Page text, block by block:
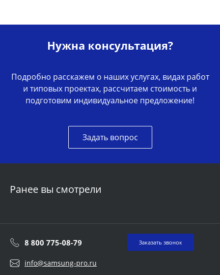
Нужна консультация?
Подробно расскажем о наших услугах, видах работ
и типовых проектах, рассчитаем стоимость и
подготовим индивидуальное предложение!
Задать вопрос
Ранее вы смотрели
8 800 775-08-79 Заказать звонок
info@samsung-pro.ru